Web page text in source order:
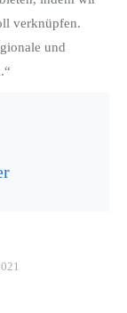
verknüpfen.
und